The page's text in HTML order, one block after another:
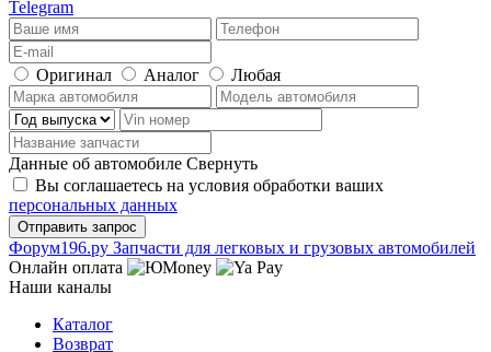
Telegram
Оригинал Аналог Любая
Данные об автомобиле Свернуть
Вы соглашаетесь на условия обработки ваших
персональных данных
Фoрум196.ру Запчасти для легковых и грузовых автомобилей
Онлайн оплата
Наши каналы
Каталог
Возврат